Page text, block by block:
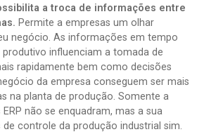
a troca de informações entre
Permite a empresas um olhar
negócio. As informações em tempo
influenciam a tomada de
rapidamente bem como decisões
da empresa conseguem ser mais
na planta de produção. Somente a
não se enquadram, mas a sua
controle da produção industrial sim.